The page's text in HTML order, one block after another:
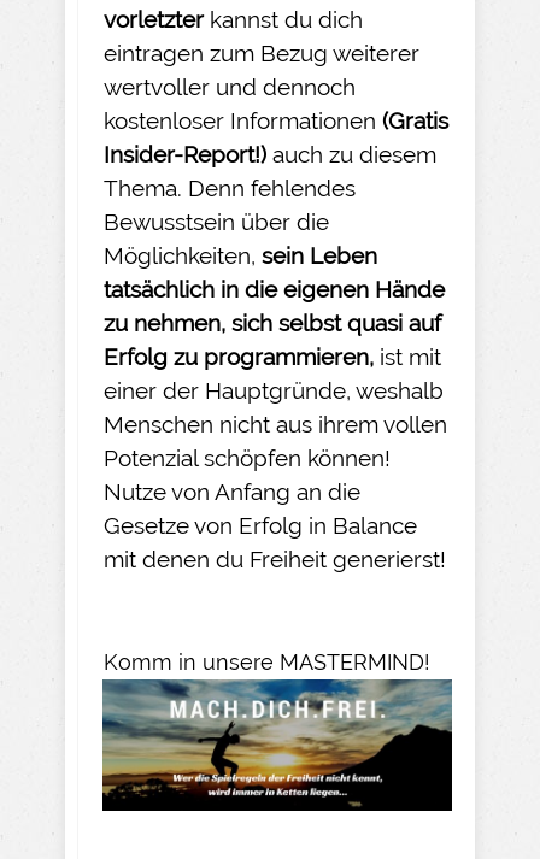
vorletzter kannst du dich
eintragen zum Bezug weiterer
wertvoller und dennoch
kostenloser Informationen (Gratis
Insider-Report!) auch zu diesem
Thema. Denn fehlendes
Bewusstsein über die
Möglichkeiten, sein Leben
tatsächlich in die eigenen Hände
zu nehmen, sich selbst quasi auf
Erfolg zu programmieren, ist mit
einer der Hauptgründe, weshalb
Menschen nicht aus ihrem vollen
Potenzial schöpfen können!
Nutze von Anfang an die
Gesetze von Erfolg in Balance
mit denen du Freiheit generierst!
Komm in unsere MASTERMIND!